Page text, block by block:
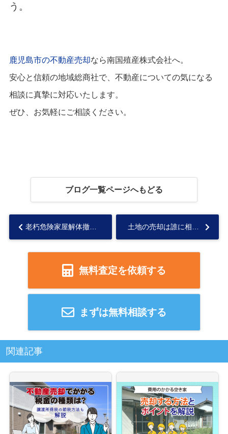
う。
鹿児島市の不動産売却なら南国殖産株式会社へ。
安心と信頼の地域総商社で、不動産についての気になる
相談に真摯に対応いたします。
ぜひ、お気軽にご相談ください。
ブログ一覧ページへもどる
老朽危険家屋解体撤去補助金制度とは？目的と支給条件と補助金を解説... 土地の売却は誰に相談した方が良い？状況別の相談先も解説...
無料査定を依頼する
まずは無料相談する
関連記事